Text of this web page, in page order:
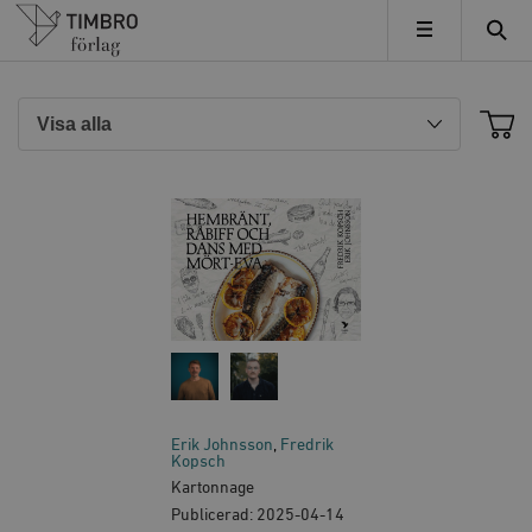
Timbro
MENY
Erik Johnsson
Fredrik
Kopsch
Kartonnage
Publicerad: 2025-04-14